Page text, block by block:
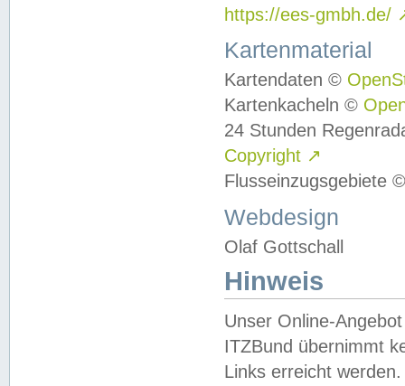
https://ees-gmbh.de/
Kartenmaterial
Kartendaten ©
Kartenkacheln ©
24 Stunden
Copyright ↗
Flusseinzugsgebiete
Webdesign
Olaf Gottschall
Hinweis
Unser Online-
ITZBund übernimmt
Links erreicht